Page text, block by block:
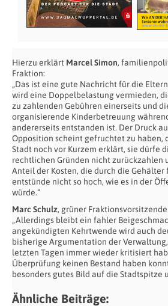
Hierzu erklärt Marcel Simon,
Fraktion:
„Das ist eine gute Nachricht für die
wird eine Doppelbelastung vermieden,
zu zahlenden Gebühren einerseits und
organisierende Kinderbetreuung
andererseits entstanden ist. Der Druck
Opposition scheint gefruchtet zu haben,
Stadt noch vor Kurzem erklärt, sie dürfe
rechtlichen Gründen nicht zurückzahlen
Anteil der Kosten, die durch die Gehälter
entstünde nicht so hoch, wie es in der
würde.“
Marc Schulz, grüner
„Allerdings bleibt ein fahler
angekündigten Kehrtwende wird auch
bisherige Argumentation der
letzten Tagen immer wieder kritisiert
Überprüfung keinen Bestand haben
besonders gutes Bild auf die Stadtspitze
Ähnliche Beiträge: